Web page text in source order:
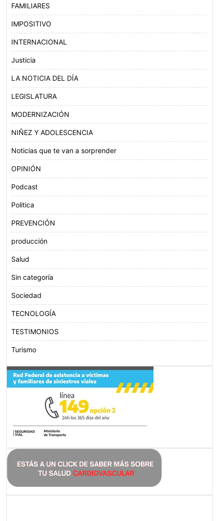
FAMILIARES
IMPOSITIVO
INTERNACIONAL
Justicia
LA NOTICIA DEL DÍA
LEGISLATURA
MODERNIZACIÓN
NIÑEZ Y ADOLESCENCIA
Noticias que te van a sorprender
OPINIÓN
Podcast
Politica
PREVENCIÓN
producción
Salud
Sin categoría
Sociedad
TECNOLOGÍA
TESTIMONIOS
Turismo